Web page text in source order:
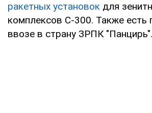
ракетных установок для
комплексов С-300. Также есть
ввозе в страну ЗРПК "Панцирь".